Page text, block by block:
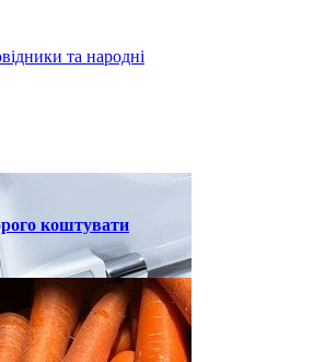
та народні
коштувати